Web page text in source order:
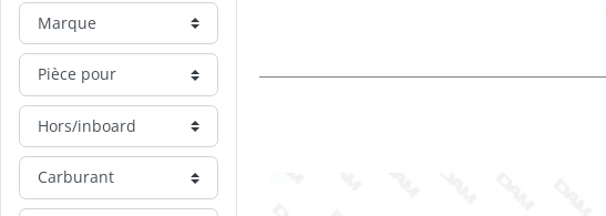
Marque
Pièce pour
Hors/inboard
Carburant